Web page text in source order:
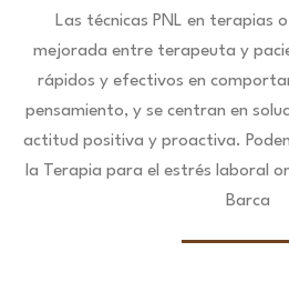
Las técnicas PNL en terapias
mejorada entre terapeuta y
rápidos y efectivos en
pensamiento, y se centran en
actitud positiva y proactiva.
la Terapia para el estrés laboral
Barca